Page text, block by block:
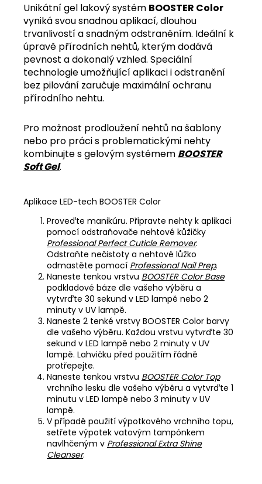
Unikátní gel lakový systém BOOSTER Color
vyniká svou snadnou aplikací, dlouhou
trvanlivostí a snadným odstraněním. Ideální k
úpravě přírodních nehtů, kterým dodává
pevnost a dokonalý vzhled. Speciální
technologie umožňující aplikaci i odstranění
bez pilování zaručuje maximální ochranu
přírodního nehtu.
Pro možnost prodloužení nehtů na šablony
nebo pro práci s problematickými nehty
kombinujte s gelovým systémem BOOSTER
Soft Gel.
Aplikace LED-tech BOOSTER Color
Proveďte manikúru. Připravte nehty k aplikaci
pomocí odstraňovače nehtové kůžičky
Professional Perfect Cuticle Remover.
Odstraňte nečistoty a nehtové lůžko
odmastěte pomocí Professional Nail Prep.
Naneste tenkou vrstvu BOOSTER Color Base
podkladové báze dle vašeho výběru a
vytvrďte 30 sekund v LED lampě nebo 2
minuty v UV lampě.
Naneste 2 tenké vrstvy BOOSTER Color barvy
dle vašeho výběru. Každou vrstvu vytvrďte 30
sekund v LED lampě nebo 2 minuty v UV
lampě. Lahvičku před použitím řádně
protřepejte.
Naneste tenkou vrstvu BOOSTER Color Top
vrchního lesku dle vašeho výběru a vytvrďte 1
minutu v LED lampě nebo 3 minuty v UV
lampě.
V případě použití výpotkového vrchního topu,
setřete výpotek vatovým tampónkem
navlhčeným v Professional Extra Shine
Cleanser.